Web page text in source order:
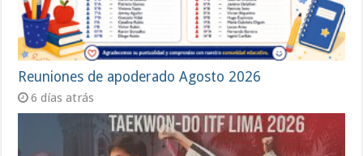
Reuniones de apoderado Agosto 2026
6 días atrás